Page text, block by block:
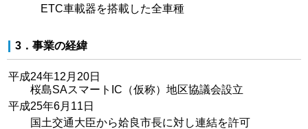
ETC車載器を搭載した全車種
3．事業の経緯
平成24年12月20日
桜島SAスマートIC（仮称）地区協議会設立
平成25年6月11日
国土交通大臣から姶良市長に対し連結を許可